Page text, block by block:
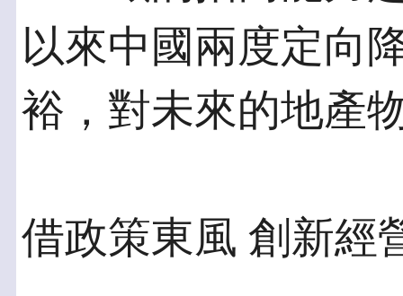
以來中國兩度定向
裕，對未來的地產
借政策東風 創新經